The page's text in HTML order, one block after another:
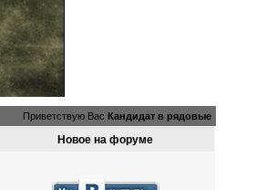
Приветствую Вас Кандидат в рядовые
Новое на форуме